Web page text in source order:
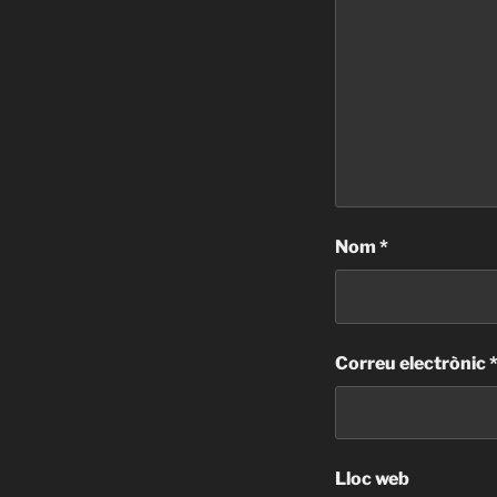
Nom *
Correu electrònic*
Lloc web